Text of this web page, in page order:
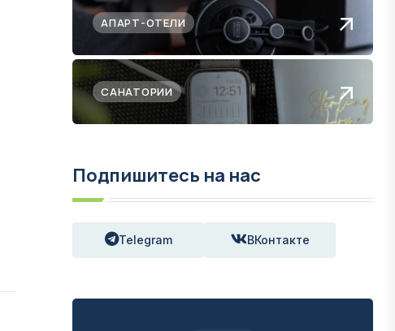
АПАРТ-ОТЕЛИ
САНАТОРИИ
Подпишитесь на нас
Telegram ВКонтакте